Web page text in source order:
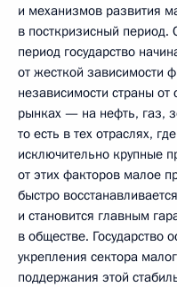
и механизмов развития
в посткризисный
период государство
от жесткой зависимости
независимости страны
рынках — на нефть, газ,
то есть в тех отраслях,
исключительно крупные
от этих факторов малое
быстро
и становится главным
в обществе. Государство
укрепления сектора
поддержания этой